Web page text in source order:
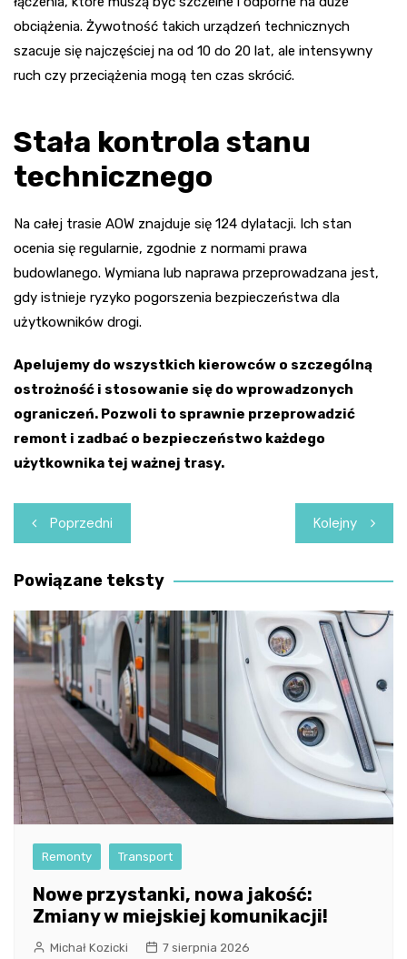
obciążenia. Żywotność takich urządzeń technicznych
szacuje się najczęściej na od 10 do 20 lat, ale intensywny
ruch czy przeciążenia mogą ten czas skrócić.
Stała kontrola stanu
technicznego
Na całej trasie AOW znajduje się 124 dylatacji. Ich stan
ocenia się regularnie, zgodnie z normami prawa
budowlanego. Wymiana lub naprawa przeprowadzana jest,
gdy istnieje ryzyko pogorszenia bezpieczeństwa dla
użytkowników drogi.
Apelujemy do wszystkich kierowców o szczególną
ostrożność i stosowanie się do wprowadzonych
ograniczeń. Pozwoli to sprawnie przeprowadzić
remont i zadbać o bezpieczeństwo każdego
użytkownika tej ważnej trasy.
Nawigacja
wpisu
Poprzedni Kolejny
Powiązane teksty
Remonty Transport
Nowe przystanki, nowa jakość:
Zmiany w miejskiej komunikacji!
Michał Kozicki 7 sierpnia 2026